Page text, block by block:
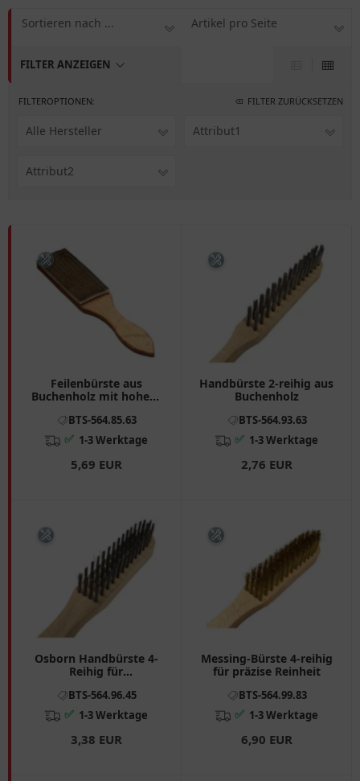
FILTER ANZEIGEN
Sortieren nach ... Artikel pro Seite
FILTEROPTIONEN: FILTER ZURÜCKSETZEN
Alle Hersteller Attribut1
Attribut2
Feilenbürste aus
Buchenholz mit hohem
BTS-564.85.63
✅ 1-3 Werktage
5,69 EUR
Handbürste 2-reihig aus
Buchenholz
BTS-564.93.63
✅ 1-3 Werktage
2,76 EUR
Osborn Handbürste 4-
Reihig für
BTS-564.96.45
✅ 1-3 Werktage
3,38 EUR
Messing-Bürste 4-reihig
für präzise Reinheit
BTS-564.99.83
✅ 1-3 Werktage
6,90 EUR